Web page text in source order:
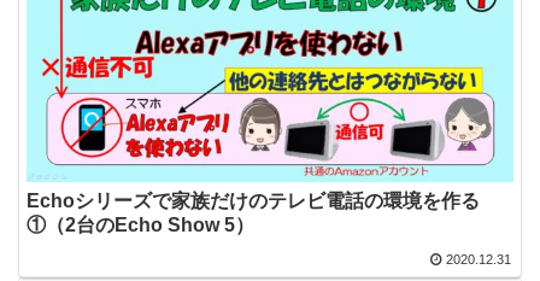
Echoシリーズで家族だけのテレビ電話の環境を作る
①（2台のEcho Show 5）
2020.12.31